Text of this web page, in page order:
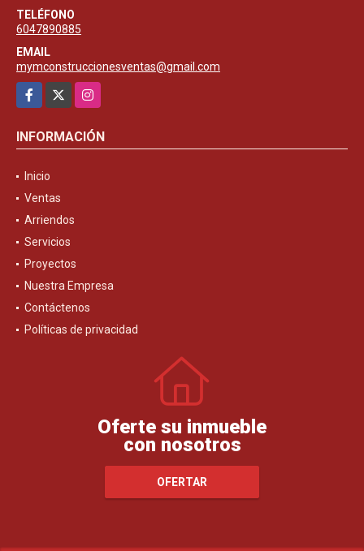
TELÉFONO
6047890885
EMAIL
mymconstruccionesventas@gmail.com
Facebook
Instagram
INFORMACIÓN
Inicio
Ventas
Arriendos
Servicios
Proyectos
Nuestra Empresa
Contáctenos
Políticas de privacidad
Oferte su inmueble
con nosotros
OFERTAR